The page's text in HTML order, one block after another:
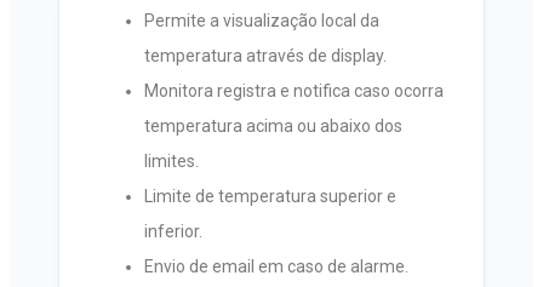
Permite a visualização local da
temperatura através de display.
Monitora registra e notifica caso ocorra
temperatura acima ou abaixo dos
limites.
Limite de temperatura superior e
inferior.
Envio de email em caso de alarme.